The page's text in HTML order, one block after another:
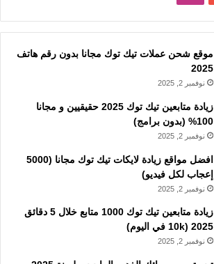
موقع شحن عملات تيك توك مجانا بدون رقم هاتف
2025
نوفمبر 2, 2025
زيادة متابعين تيك توك 2025 حقيقيين و مجانا
100% (بدون برامج)
نوفمبر 2, 2025
افضل مواقع زيادة لايكات تيك توك مجانا (5000
إعجاب لكل فيديو)
نوفمبر 2, 2025
زيادة متابعين تيك توك 1000 متابع خلال 5 دقائق
2025 (10k في اليوم)
نوفمبر 2, 2025